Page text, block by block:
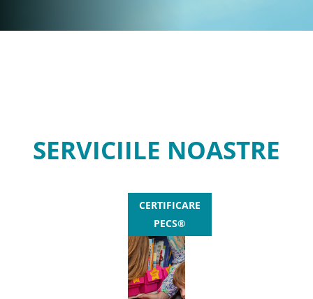
SERVICIILE NOASTRE
CERTIFICARE
PECS®